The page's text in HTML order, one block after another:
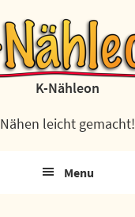
K-Nähleon
Nähen leicht gemacht!
Menu